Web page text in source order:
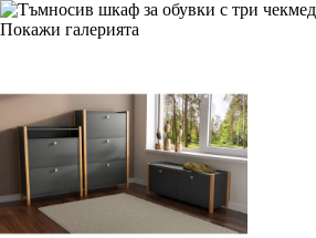
Покажи галерията